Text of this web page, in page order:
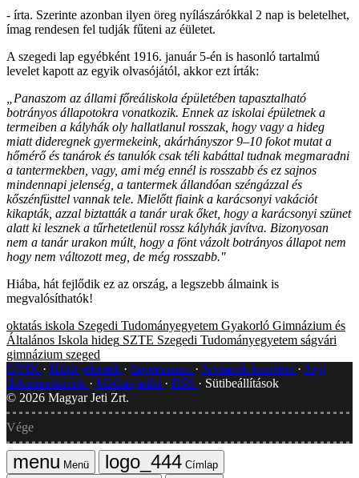
- írta. Szerinte azonban ilyen öreg nyílászárókkal 2 nap is beletelhet,
ímag rendesen fel tudják fűteni az éületet.
A szegedi lap egyébként 1916. január 5-én is hasonló tartalmú
levelet kapott az egyik olvasójától, akkor ezt írták:
„Panaszom az állami főreáliskola épületében tapasztalható
botrányos állapotokra vonatkozik. Ennek az iskolai épületnek a
termeiben a kályhák oly hallatlanul rosszak, hogy vagy a hideg
miatt dideregnek gyermekeink, akárhányszor 9–10 fokot mutat a
hőmérő és tanárok és tanulók csak téli kabáttal tudnak megmaradni
a tantermekben, vagy, ami még ennél is rosszabb és ez sajnos
mindennapi jelenség, a tantermek állandóan széngázzal és
kőszénfüsttel vannak tele. Mielőtt fiaink a karácsonyi vakációt
kikapták, azzal biztatták a tanár urak őket, hogy a karácsonyi szünet
alatt ki lesznek a tűrhetetlenül rossz kályhák javítva. Bizonyosan
nem a tanár urakon múlt, hogy a fönt vázolt botrányos állapot nem
hogy nem változott meg, de még rosszabb."
Hiába, hát fejlődik ez az ország, a legszebb álmaink is
megvalósíthatók!
oktatás iskola Szegedi Tudományegyetem Gyakorló Gimnázium és
Általános Iskola hideg SZTE Szegedi Tudományegyetem ságvári
gimnázium szeged
GYIK
Hibát jelentek Impresszum Javítások kezelése
Jogi
dokumentumok
Médiaajánlat RSS
Sütibeállítások
© 2026 Magyar Jeti Zrt.
Vége
Menü Címlap